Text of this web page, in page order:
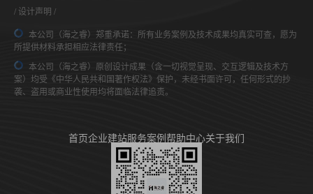
设计声明
本公司（海之睿）郑重承诺：所有业务案例及技术成果均真实可查，愿为
所提供材料承担相应法律责任；
本公司（海之睿）原创设计成果（含一切视觉呈现、交互逻辑及技术方
案）均受《中华人民共和国著作权法》保护，未经书面许可，任何形式的抄
袭、盗用或商业性使用均将面临法律追责。
首页企业建站服务案例帮助中心关于我们